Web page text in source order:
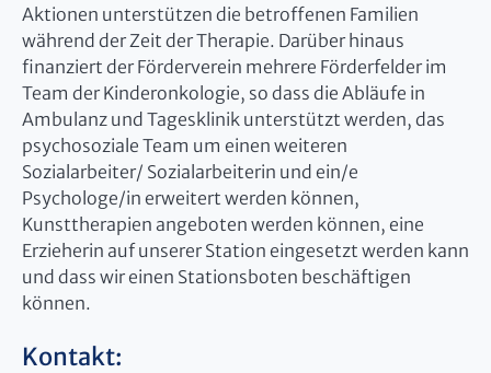
Aktionen unterstützen die betroffenen Familien
während der Zeit der Therapie. Darüber hinaus
finanziert der Förderverein mehrere Förderfelder im
Team der Kinderonkologie, so dass die Abläufe in
Ambulanz und Tagesklinik unterstützt werden, das
psychosoziale Team um einen weiteren
Sozialarbeiter/ Sozialarbeiterin und ein/e
Psychologe/in erweitert werden können,
Kunsttherapien angeboten werden können, eine
Erzieherin auf unserer Station eingesetzt werden kann
und dass wir einen Stationsboten beschäftigen
können.
Kontakt: